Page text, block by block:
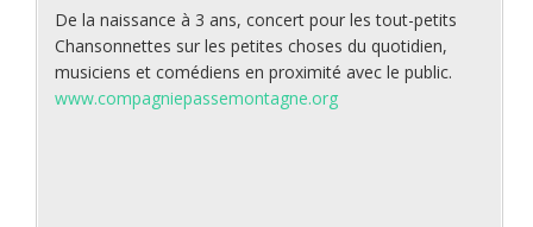
De la naissance à 3 ans, concert pour les tout-petits
Chansonnettes sur les petites choses du quotidien,
musiciens et comédiens en proximité avec le public.
www.compagniepassemontagne.org